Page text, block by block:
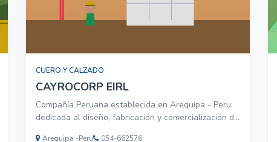
CUERO Y CALZADO
CAYROCORP EIRL
Compañía Peruana establecida en Arequipa - Peru;
dedicada al diseño, fabricación y comercialización de
Arequipa -Peru 054-662576